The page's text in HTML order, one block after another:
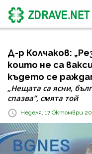
Д-р Колчаков:
които не са
където се
„Нещата са ясни,
спазва”, смята той
Неделя, 17 Октомври